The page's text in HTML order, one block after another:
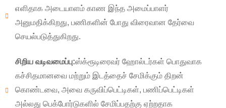
எளிதாக அடையாளம் காண இந்த அமைப்பாளர்
அனுமதிக்கிறது, பணிகளின் போது விரைவான தேர்வை
செயல்படுத்துகிறது.
சிறிய வடிவமைப்பு:ஸ்க்ரூடிரைவர் ஹோல்டர்கள் பொதுவாக
கச்சிதமானவை மற்றும் இடத்தைச் சேமிக்கும் திறன்
கொண்டவை, அவை கருவிப்பெட்டிகள், பணிப்பெட்டிகள்
அல்லது பெக்போர்டுகளில் சேமிப்பதற்கு ஏற்றதாக